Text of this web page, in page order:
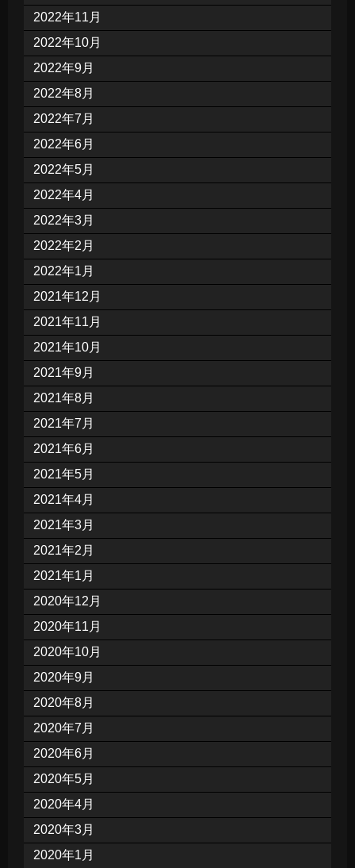
2022年11月
2022年10月
2022年9月
2022年8月
2022年7月
2022年6月
2022年5月
2022年4月
2022年3月
2022年2月
2022年1月
2021年12月
2021年11月
2021年10月
2021年9月
2021年8月
2021年7月
2021年6月
2021年5月
2021年4月
2021年3月
2021年2月
2021年1月
2020年12月
2020年11月
2020年10月
2020年9月
2020年8月
2020年7月
2020年6月
2020年5月
2020年4月
2020年3月
2020年1月